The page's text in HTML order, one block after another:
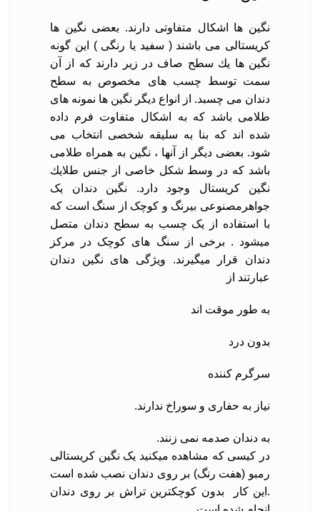
نگین ها اشكال متفاوتی دارند. بعضی نگین ها
كریستالی می باشند ( سفید یا رنگی ) این گونه
نگین ها یك سطح صاف در زیر دارند كه از آن
سمت توسط چسب های مخصوص به سطح
دندان می چسبد. از انواع دیگر نگین ها نمونه های
طلامی باشد كه به اشكال متفاوت فرم داده
شده اند كه بنا به سلیقه شخصی انتخاب می
شود. بعضی دیگر از آنها ، نگین به همراه طلامی
باشد كه در وسط شكل خاصی از جنس طلایك
نگین كریستال وجود دارد. نگین دندان یک
جواهرمصنوعی بیرنگ و کوچک از سنگ است که
با استفاده از یک چسب به سطح دندان متصل
میشود . برخی از سنگ های کوچک در مرکز
دندان قرار میگیرند. ویژگی های نگین دندان
عبارتند از
به طور موقت اند
بدون درد
سرگرم کننده
نیاز به حفاری و سوراخ ندارند.
به دندان صدمه نمی زنند.
در کیسی که مشاهده میکنید یک نگین کریستالی
رمبو (هفت رنگ) بر روی دندان نصب شده است
.این کار بدون کوچکترین تراش بر روی دندان